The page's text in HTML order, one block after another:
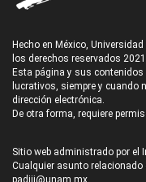
Hecho en México,
los derechos reservados
Esta página y sus
lucrativos, siempre y cuando
dirección electrónica.
De otra forma, requiere
Sitio web administrado por
Cualquier asunto relacionado